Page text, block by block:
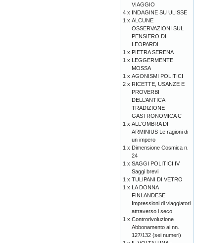
VIAGGIO
4 x INDAGINE SU ULISSE
1 x ALCUNE
OSSERVAZIONI SUL
PENSIERO DI
LEOPARDI
1 x PIETRA SERENA
1 x LEGGERMENTE
MOSSA
1 x AGONISMI POLITICI
2 x RICETTE, USANZE E
PROVERBI
DELL’ANTICA
TRADIZIONE
GASTRONOMICA C
1 x ALL'OMBRA DI
ARMINIUS Le ragioni di
un impero
1 x Dimensione Cosmica n.
24
1 x SAGGI POLITICI IV
Saggi brevi
1 x TULIPANI DI VETRO
1 x LA DONNA
FINLANDESE
Impressioni di viaggiatori
attraverso i seco
1 x Controrivoluzione
Abbonamento ai nn.
127/132 (sei numeri)